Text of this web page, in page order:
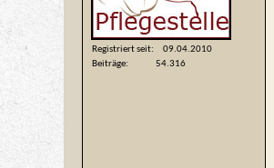
Registriert seit
09.04.2010
Beiträge
54.316